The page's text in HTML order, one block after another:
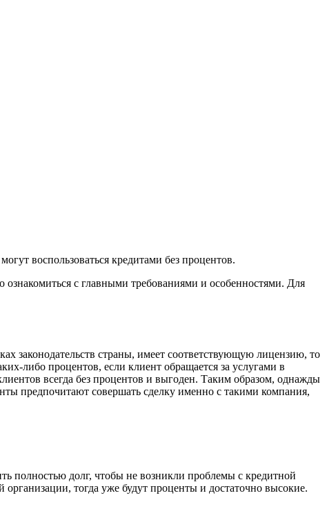
воспользоваться кредитами без процентов.
ознакомиться с главными требованиями и особенностями. Для
законодательств страны, имеет соответствующую лицензию, то
либо процентов, если клиент обращается за услугами в
всегда без процентов и выгоден. Таким образом, однажды
предпочитают совершать сделку именно с такими компания,
полностью долг, чтобы не возникли проблемы с кредитной
тогда уже будут проценты и достаточно высокие.